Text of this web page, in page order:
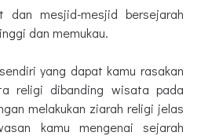
dan mesjid-mesjid bersejarah
dan memukau.
yang dapat kamu rasakan
religi dibanding wisata pada
melakukan ziarah religi jelas
kamu mengenai sejarah